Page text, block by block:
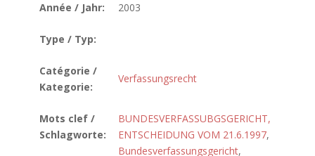
Année / Jahr: 2003
Type / Typ:
Catégorie /
Kategorie:
Verfassungsrecht
Mots clef /
Schlagworte:
BUNDESVERFASSUBGSGERICHT,
ENTSCHEIDUNG VOM 21.6.1997,
Bundesverfassungsgericht,